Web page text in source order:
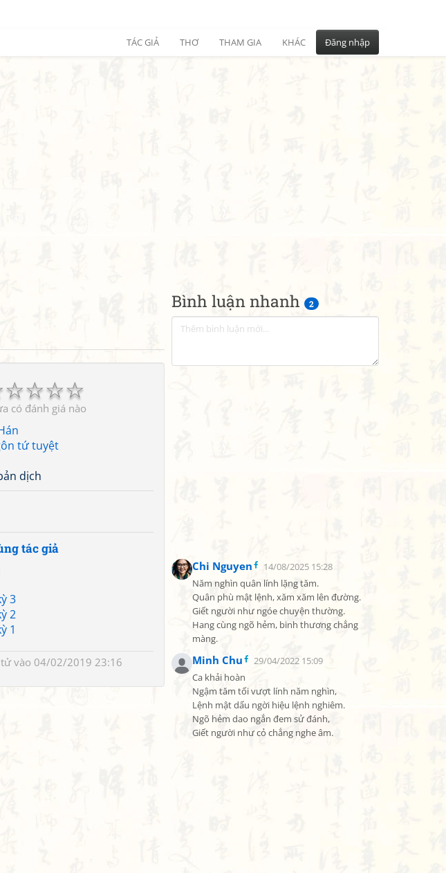
TÁC GIẢ THƠ THAM GIA KHÁC Đăng nhập
Bình luận nhanh 2
Chi Nguyen
14/08/2025 15:28
Năm nghìn quân lính lặng tăm.
Quân phù mật lệnh, xăm xăm lên đường.
Giết người như ngóe chuyện thường.
Hang cùng ngõ hẻm, binh thương chẳng
màng.
Minh Chu
29/04/2022 15:09
Ca khải hoàn
Ngậm tăm tối vượt lính năm nghìn,
Lệnh mật dấu ngời hiệu lệnh nghiêm.
Ngõ hẻm dao ngắn đem sử đánh,
Giết người như cỏ chẳng nghe âm.
☆
☆
☆
☆
có đánh giá nào
tứ tuyệt
dịch
tác giả
3
2
1
vào 04/02/2019 23:16